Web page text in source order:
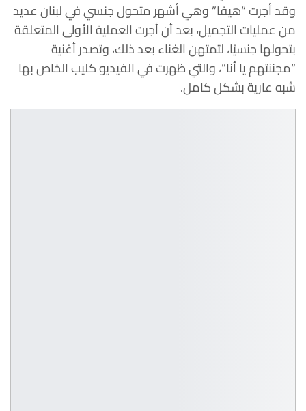
وقد أجرت “هيفا” وهي أشهر متحول جنسي في لبنان عديد
من عمليات التجميل، بعد أن أجرت العملية الأولى المتعلقة
بتحولها جنسيًا، لتمتهن الغناء بعد ذلك، وتصدر أغنية
“مجننتهم يا أنا”، والتي ظهرت في الفيديو كليب الخاص بها
شبه عارية بشكل كامل.